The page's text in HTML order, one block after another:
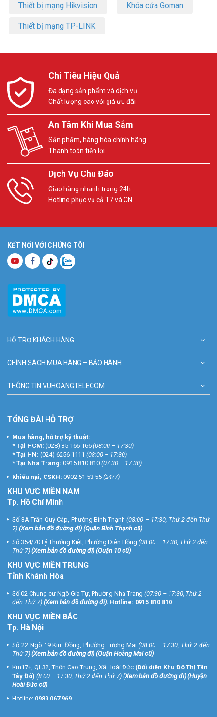
Thiết bị mạng Hikvision Khóa cửa Goman
Thiết bị mạng TP-LINK
Chi Tiêu Hiệu Quả
Đa dạng sản phẩm và dịch vụ
Chất lượng cao với giá ưu đãi
An Tâm Khi Mua Sắm
Sản phẩm, hàng hóa chính hãng
Thanh toán tiện lợi
Dịch Vụ Chu Đáo
Giao hàng nhanh trong 24h
Hotline phục vụ cả T7 và CN
KẾT NỐI VỚI CHÚNG TÔI
HỖ TRỢ KHÁCH HÀNG
CHÍNH SÁCH MUA HÀNG – BẢO HÀNH
THÔNG TIN VUHOANGTELECOM
TỔNG ĐÀI HỖ TRỢ
Mua hàng, hỗ trợ kỹ thuật:
* Tại HCM: (028) 35 166 166 (08:00 – 17:30)
* Tại HN: (024) 6256 1111 (08:00 – 17:30)
* Tại Nha Trang: 0915 810 810 (07:30 – 17:30)
Khiếu nại, CSKH: 0902 51 53 55 (24/7)
KHU VỰC MIỀN NAM
Tp. Hồ Chí Minh
Số 3A Trần Quý Cáp, Phường Bình Thạnh (08:00 – 17:30, Thứ 2 đến Thứ
7) (Xem bản đồ đường đi) (Quận Bình Thạnh cũ)
Số 354/70 Lý Thường Kiệt, Phường Diên Hồng (08:00 – 17:30, Thứ 2 đến
Thứ 7) (Xem bản đồ đường đi) (Quận 10 cũ)
KHU VỰC MIỀN TRUNG
Tỉnh Khánh Hòa
Số 02 Chung cư Ngô Gia Tự, Phường Nha Trang (07:30 – 17:30, Thứ 2
đến Thứ 7) (Xem bản đồ đường đi). Hotline: 0915 810 810
KHU VỰC MIỀN BẮC
Tp. Hà Nội
Số 22 Ngõ 19 Kim Đồng, Phường Tương Mai (08:00 – 17:30, Thứ 2 đến
Thứ 7) (Xem bản đồ đường đi) (Quận Hoàng Mai cũ)
Km17+, QL32, Thôn Cao Trung, Xã Hoài Đức (Đối diện Khu Đô Thị Tân
Tây Đô) (8:00 – 17:30, Thứ 2 đến Thứ 7) (Xem bản đồ đường đi) (Huyện
Hoài Đức cũ)
Hotline: 0989 067 969